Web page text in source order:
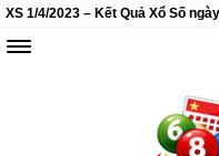
XS 1/4/2023 – Kết Quả Xổ Số